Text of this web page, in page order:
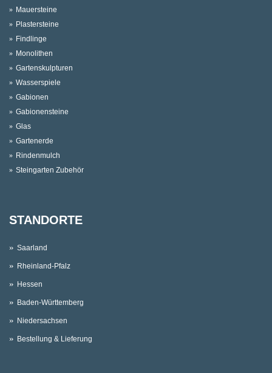
Mauersteine
Plastersteine
Findlinge
Monolithen
Gartenskulpturen
Wasserspiele
Gabionen
Gabionensteine
Glas
Gartenerde
Rindenmulch
Steingarten Zubehör
STANDORTE
Saarland
Rheinland-Pfalz
Hessen
Baden-Württemberg
Niedersachsen
Bestellung & Lieferung